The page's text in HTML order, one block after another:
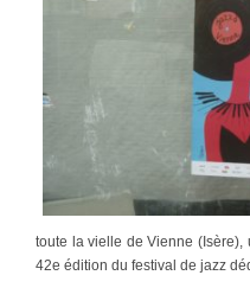
toute la vielle de Vienne
42e édition du festival de jazz